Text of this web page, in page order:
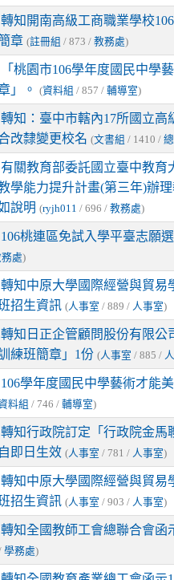
轉知開南高級工商職業學校
章 (註冊組 / 873 / 教務處)
「桃園市106學年度國民中學
」。
(資料組 / 857 / 輔導室)
轉知：臺中市轄內17所國立高
改隸變更校名 (文書組 / 1410 /
有關教育部委託國立臺中教育
學能力提升計畫(第三年)辦
說明 (ryjh011 / 696 / 教務處)
106桃連區免試入學平臺志願
處)
轉知中原大學國際經營與貿易
招生資訊 (人事室 / 889 / 人事室)
轉知日正企管顧問股份有限公
練班簡章」1份 (人事室 / 885 /
106學年度國民中學藝術才能
料組 / 746 / 輔導室)
轉知行政院訂定「行政院金馬
即日生效 (人事室 / 781 / 人事室)
轉知中原大學國際經營與貿易
招生資訊 (人事室 / 903 / 人事室)
轉知全國教師工會總聯合會函
學務處)